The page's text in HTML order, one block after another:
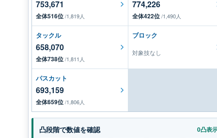
753,671
全体516位/1,819人
774,226
全体422位/1,490人
タックル
658,070
全体738位/1,811人
ブロック
対象技なし
パスカット
693,159
全体659位/1,806人
凸段階で数値を確認 0凸表